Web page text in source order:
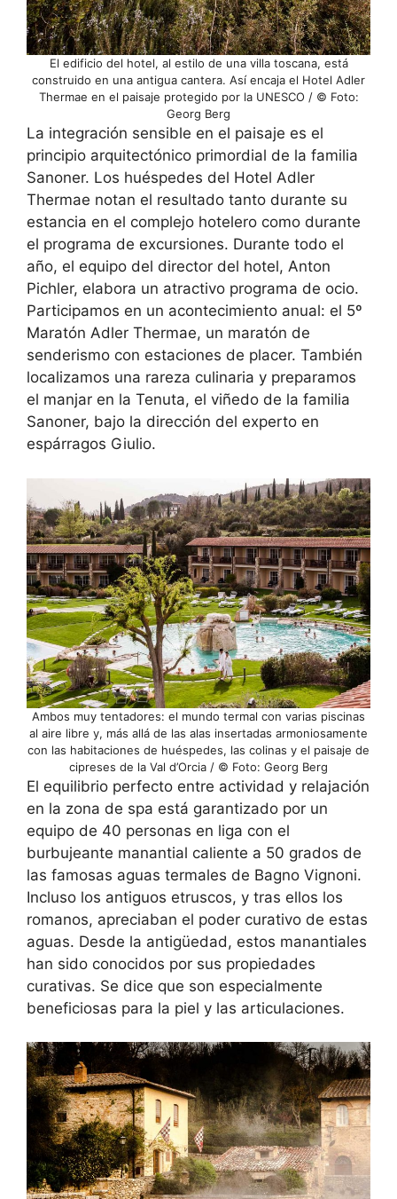
El edificio del hotel, al estilo de una villa toscana, está
construido en una antigua cantera. Así encaja el Hotel Adler
Thermae en el paisaje protegido por la UNESCO / © Foto:
Georg Berg
La integración sensible en el paisaje es el
principio arquitectónico primordial de la familia
Sanoner. Los huéspedes del Hotel Adler
Thermae notan el resultado tanto durante su
estancia en el complejo hotelero como durante
el programa de excursiones. Durante todo el
año, el equipo del director del hotel, Anton
Pichler, elabora un atractivo programa de ocio.
Participamos en un acontecimiento anual: el 5º
Maratón Adler Thermae, un maratón de
senderismo con estaciones de placer. También
localizamos una rareza culinaria y preparamos
el manjar en la Tenuta, el viñedo de la familia
Sanoner, bajo la dirección del experto en
espárragos Giulio.
Ambos muy tentadores: el mundo termal con varias piscinas
al aire libre y, más allá de las alas insertadas armoniosamente
con las habitaciones de huéspedes, las colinas y el paisaje de
cipreses de la Val d’Orcia / © Foto: Georg Berg
El equilibrio perfecto entre actividad y relajación
en la zona de spa está garantizado por un
equipo de 40 personas en liga con el
burbujeante manantial caliente a 50 grados de
las famosas aguas termales de Bagno Vignoni.
Incluso los antiguos etruscos, y tras ellos los
romanos, apreciaban el poder curativo de estas
aguas. Desde la antigüedad, estos manantiales
han sido conocidos por sus propiedades
curativas. Se dice que son especialmente
beneficiosas para la piel y las articulaciones.